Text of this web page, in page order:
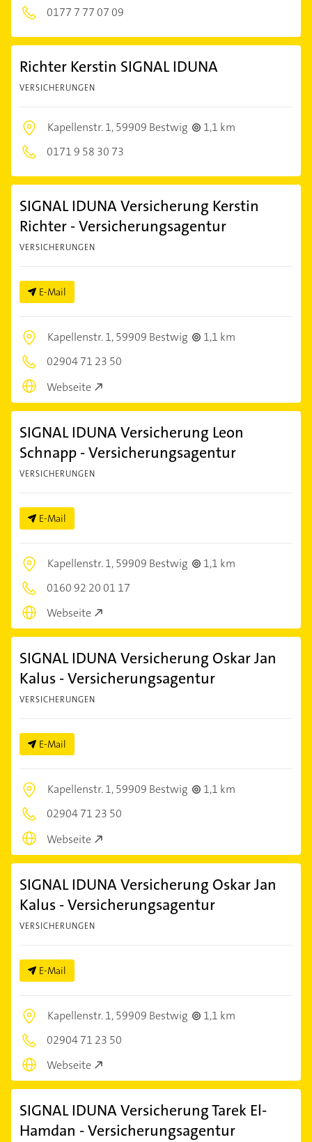
0177 7 77 07 09
Richter Kerstin SIGNAL IDUNA
VERSICHERUNGEN
Kapellenstr. 1,59909 Bestwig
1,1 km
0171 9 58 30 73
SIGNAL IDUNA Versicherung Kerstin
Richter - Versicherungsagentur
VERSICHERUNGEN
E-Mail
Kapellenstr. 1,59909 Bestwig
1,1 km
02904 71 23 50
Webseite
SIGNAL IDUNA Versicherung Leon
Schnapp - Versicherungsagentur
VERSICHERUNGEN
E-Mail
Kapellenstr. 1,59909 Bestwig
1,1 km
0160 92 20 01 17
Webseite
SIGNAL IDUNA Versicherung Oskar Jan
Kalus - Versicherungsagentur
VERSICHERUNGEN
E-Mail
Kapellenstr. 1,59909 Bestwig
1,1 km
02904 71 23 50
Webseite
SIGNAL IDUNA Versicherung Oskar Jan
Kalus - Versicherungsagentur
VERSICHERUNGEN
E-Mail
Kapellenstr. 1,59909 Bestwig
1,1 km
02904 71 23 50
Webseite
SIGNAL IDUNA Versicherung Tarek El-
Hamdan - Versicherungsagentur